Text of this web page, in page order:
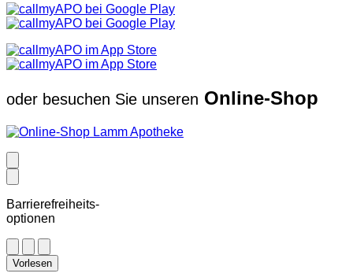
oder besuchen Sie unseren Online-Shop
Barrierefreiheits-
optionen
Vorlesen